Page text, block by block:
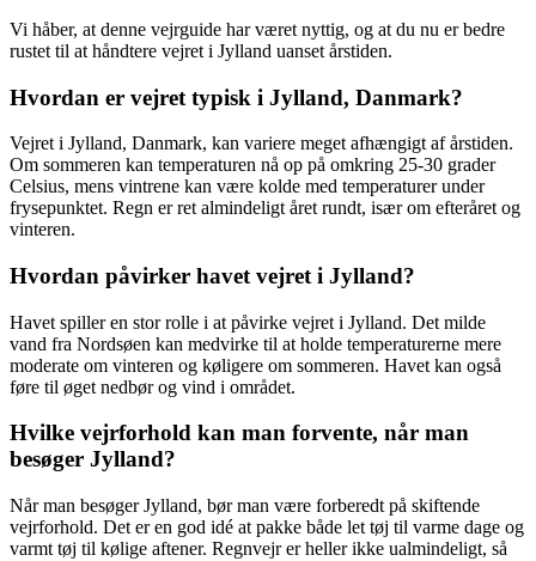
Vi håber, at denne vejrguide har været nyttig, og at du nu er bedre
rustet til at håndtere vejret i Jylland uanset årstiden.
Hvordan er vejret typisk i Jylland, Danmark?
Vejret i Jylland, Danmark, kan variere meget afhængigt af årstiden.
Om sommeren kan temperaturen nå op på omkring 25-30 grader
Celsius, mens vintrene kan være kolde med temperaturer under
frysepunktet. Regn er ret almindeligt året rundt, især om efteråret og
vinteren.
Hvordan påvirker havet vejret i Jylland?
Havet spiller en stor rolle i at påvirke vejret i Jylland. Det milde
vand fra Nordsøen kan medvirke til at holde temperaturerne mere
moderate om vinteren og køligere om sommeren. Havet kan også
føre til øget nedbør og vind i området.
Hvilke vejrforhold kan man forvente, når man
besøger Jylland?
Når man besøger Jylland, bør man være forberedt på skiftende
vejrforhold. Det er en god idé at pakke både let tøj til varme dage og
varmt tøj til kølige aftener. Regnvejr er heller ikke ualmindeligt, så